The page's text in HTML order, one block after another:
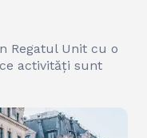
Regatul Unit cu o
activități sunt